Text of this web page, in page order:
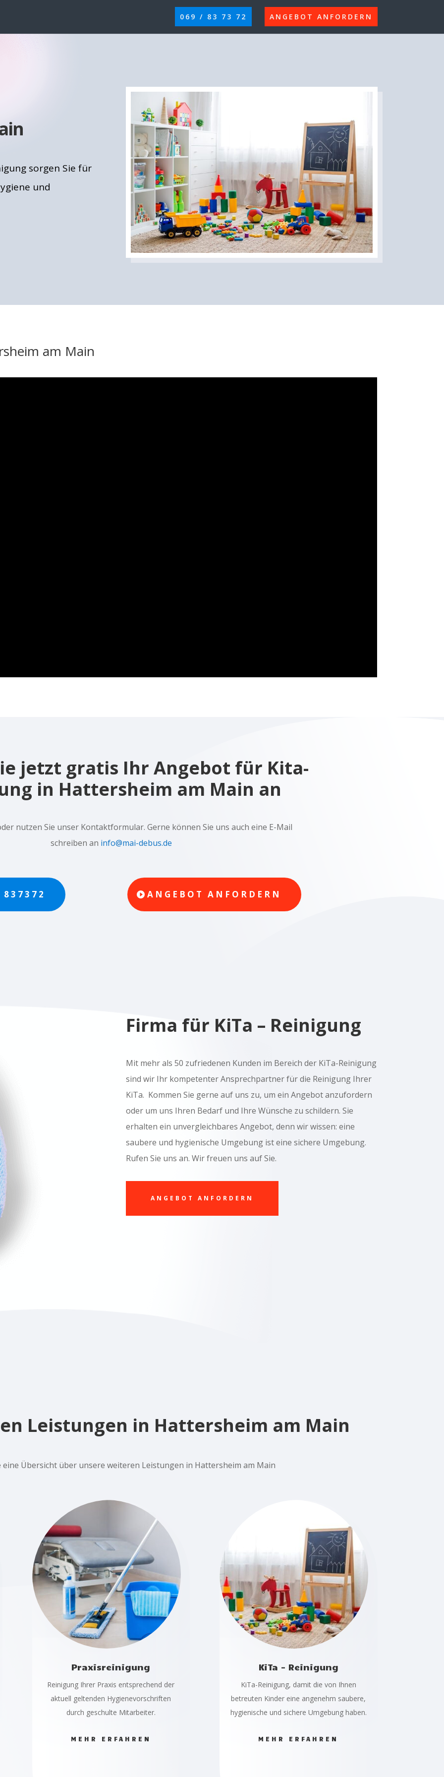
069 / 83 73 72 ANGEBOT ANFORDERN
sorgen Sie für
und
am Main
jetzt gratis Ihr Angebot für Kita-
in Hattersheim am Main an
nutzen Sie unser Kontaktformular. Gerne können Sie uns auch eine E-Mail
schreiben an info@mai-debus.de
ANGEBOT ANFORDERN
Firma für KiTa – Reinigung
Mit mehr als 50 zufriedenen Kunden im Bereich der KiTa-Reinigung
sind wir Ihr kompetenter Ansprechpartner für die Reinigung Ihrer
KiTa. Kommen Sie gerne auf uns zu, um ein Angebot anzufordern
oder um uns Ihren Bedarf und Ihre Wünsche zu schildern. Sie
erhalten ein unvergleichbares Angebot, denn wir wissen: eine
saubere und hygienische Umgebung ist eine sichere Umgebung.
Rufen Sie uns an. Wir freuen uns auf Sie.
ANGEBOT ANFORDERN
Leistungen in Hattersheim am Main
eine Übersicht über unsere weiteren Leistungen in Hattersheim am Main
Praxisreinigung
Reinigung Ihrer Praxis entsprechend der
aktuell geltenden Hygienevorschriften
durch geschulte Mitarbeiter.
MEHR ERFAHREN
KiTa - Reinigung
KiTa-Reinigung, damit die von Ihnen
betreuten Kinder eine angenehm saubere,
hygienische und sichere Umgebung haben.
MEHR ERFAHREN